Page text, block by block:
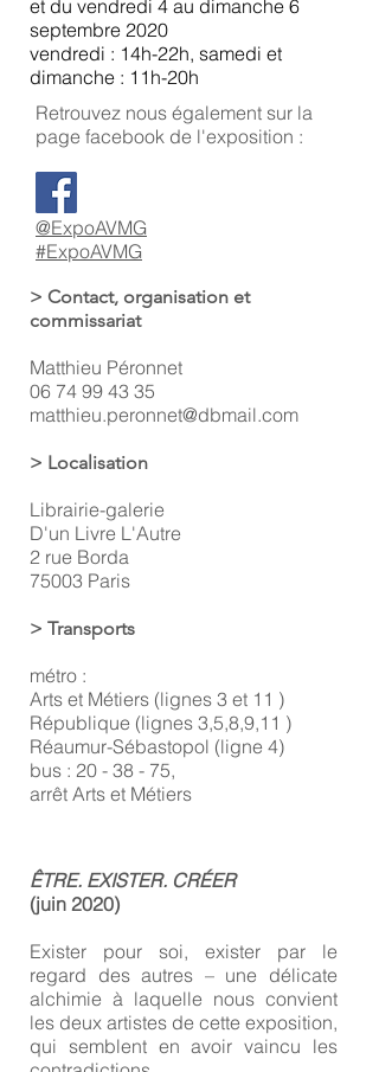
et du vendredi 4 au dimanche 6
septembre 2020
vendredi : 14h-22h, samedi et
dimanche : 11h-20h
Retrouvez nous également sur la
page facebook de l'exposition :
@ExpoAVMG
#ExpoAVMG
> Contact, organisation et
commissariat
Matthieu Péronnet
06 74 99 43 35
matthieu.peronnet@dbmail.com
> Localisation
Librairie-galerie
D'un Livre L'Autre
2 rue Borda
75003 Paris
> Transports
métro :
Arts et Métiers (lignes 3 et 11 )
République (lignes 3,5,8,9,11 )
Réaumur-Sébastopol (ligne 4)
bus : 20 - 38 - 75,
arrêt Arts et Métiers
ÊTRE. EXISTER. CRÉER
(juin 2020)
Exister pour soi, exister par le
regard des autres – une délicate
alchimie à laquelle nous convient
les deux artistes de cette exposition,
qui semblent en avoir vaincu les